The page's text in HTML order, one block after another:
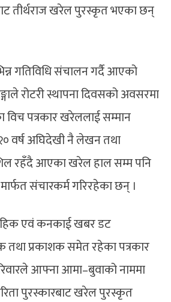
तीर्थराज खरेल पुरस्कृत भएका छन्
गतिविधि संचालन गर्दै आएको
रोटरी स्थापना दिवसको अवसरमा
पत्रकार खरेललाई सम्मान
वर्ष अघिदेखी नै लेखन तथा
रहँदै आएका खरेल हाल सम्म पनि
संचारकर्म गरिरहेका छन् ।
एवं कनकाई खबर डट
प्रकाशक समेत रहेका पत्रकार
आफ्ना आमा–बुवाको नाममा
पुरस्कारबाट खरेल पुरस्कृत